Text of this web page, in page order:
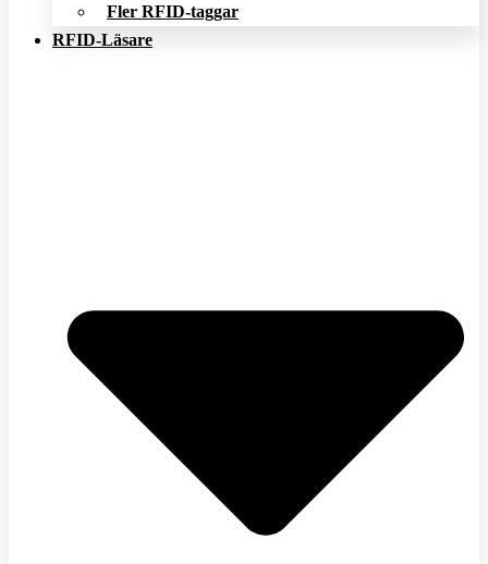
Fler RFID-taggar
RFID-Läsare